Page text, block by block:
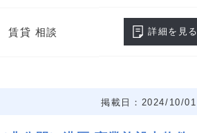
賃貸 相談 詳細を見る
掲載日：2024/10/01